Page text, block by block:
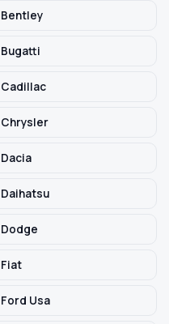
Bentley
Bugatti
Cadillac
Chrysler
Dacia
Daihatsu
Dodge
Fiat
Ford Usa